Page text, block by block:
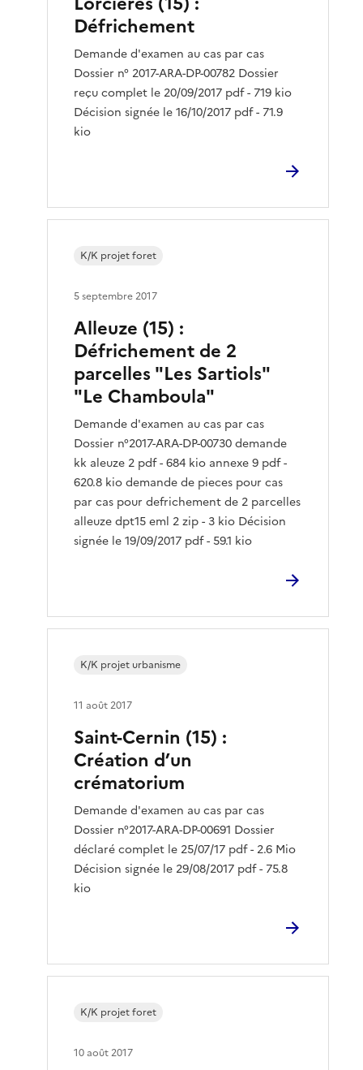
Défrichement
Demande d'examen au cas par cas
Dossier n° 2017-ARA-DP-00782 Dossier
reçu complet le 20/09/2017 pdf - 719 kio
Décision signée le 16/10/2017 pdf - 71.9
kio
Alleuze (15) :
Défrichement de 2
parcelles "Les Sartiols"
"Le Chamboula"
Demande d'examen au cas par cas
Dossier n°2017-ARA-DP-00730 demande
kk aleuze 2 pdf - 684 kio annexe 9 pdf -
620.8 kio demande de pieces pour cas
par cas pour defrichement de 2 parcelles
alleuze dpt15 eml 2 zip - 3 kio Décision
signée le 19/09/2017 pdf - 59.1 kio
K/K projet foret
5 septembre 2017
Saint-Cernin (15) :
Création d’un
crématorium
Demande d'examen au cas par cas
Dossier n°2017-ARA-DP-00691 Dossier
déclaré complet le 25/07/17 pdf - 2.6 Mio
Décision signée le 29/08/2017 pdf - 75.8
kio
K/K projet urbanisme
11 août 2017
K/K projet foret
10 août 2017